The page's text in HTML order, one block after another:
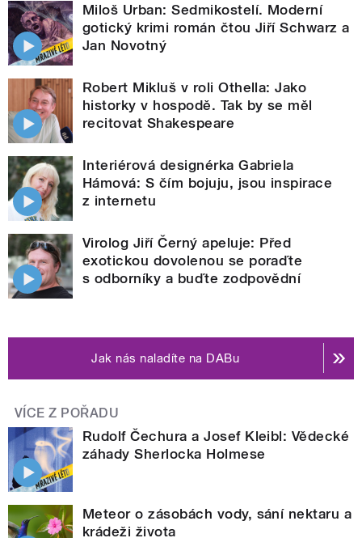
Miloš Urban: Sedmikostelí. Moderní
gotický krimi román čtou Jiří Schwarz a
Jan Novotný
Robert Mikluš v roli Othella: Jako
historky v hospodě. Tak by se měl
recitovat Shakespeare
Interiérová designérka Gabriela
Hámová: S čím bojuju, jsou inspirace
z internetu
Virolog Jiří Černý apeluje: Před
exotickou dovolenou se poraďte
s odborníky a buďte zodpovědní
Jak nás naladíte na DABu
VÍCE Z POŘADU
Rudolf Čechura a Josef Kleibl: Vědecké
záhady Sherlocka Holmese
Meteor o zásobách vody, sání nektaru a
krádeži života